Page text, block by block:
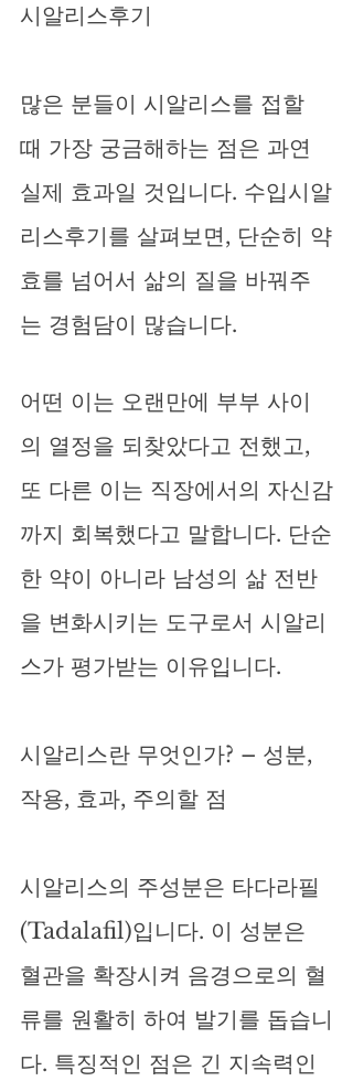
시알리스후기
많은 분들이 시알리스를 접할
때 가장 궁금해하는 점은 과연
실제 효과일 것입니다. 수입시알
리스후기를 살펴보면, 단순히 약
효를 넘어서 삶의 질을 바꿔주
는 경험담이 많습니다.
어떤 이는 오랜만에 부부 사이
의 열정을 되찾았다고 전했고,
또 다른 이는 직장에서의 자신감
까지 회복했다고 말합니다. 단순
한 약이 아니라 남성의 삶 전반
을 변화시키는 도구로서 시알리
스가 평가받는 이유입니다.
시알리스란 무엇인가? – 성분,
작용, 효과, 주의할 점
시알리스의 주성분은 타다라필
(Tadalafil)입니다. 이 성분은
혈관을 확장시켜 음경으로의 혈
류를 원활히 하여 발기를 돕습니
다. 특징적인 점은 긴 지속력인